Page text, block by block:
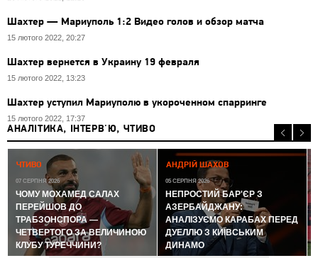
Шахтер — Мариуполь 1:2 Видео голов и обзор матча
15 лютого 2022, 20:27
Шахтер вернется в Украину 19 февраля
15 лютого 2022, 13:23
Шахтер уступил Мариуполю в укороченном спарринге
15 лютого 2022, 17:37
АНАЛІТИКА, ІНТЕРВ'Ю, ЧТИВО
ЧТИВО
07 СЕРПНЯ 2026
ЧОМУ МОХАМЕД САЛАХ
ПЕРЕЙШОВ ДО
ТРАБЗОНСПОРА —
ЧЕТВЕРТОГО ЗА ВЕЛИЧИНОЮ
КЛУБУ ТУРЕЧЧИНИ?
АНДРІЙ ШАХОВ
05 СЕРПНЯ 2026
НЕПРОСТИЙ БАР'ЄР З
АЗЕРБАЙДЖАНУ:
АНАЛІЗУЄМО КАРАБАХ ПЕРЕД
ДУЕЛЛЮ З КИЇВСЬКИМ
ДИНАМО